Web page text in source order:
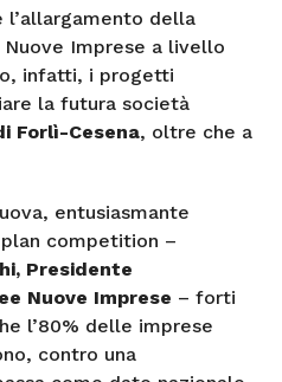
l’allargamento della
Imprese a livello
infatti, i progetti
la futura società
Forlì-Cesena, oltre che a
entusiasmante
competition –
Presidente
Nuove Imprese – forti
l’80% delle imprese
contro una